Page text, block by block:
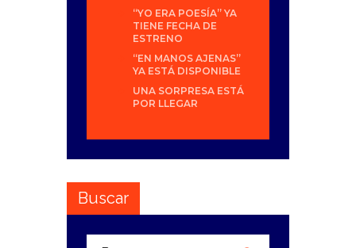
“YO ERA POESÍA” YA
TIENE FECHA DE
ESTRENO
“EN MANOS AJENAS”
YA ESTÁ DISPONIBLE
UNA SORPRESA ESTÁ
POR LLEGAR
Buscar
Buscar: